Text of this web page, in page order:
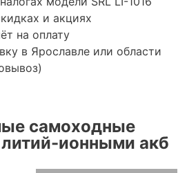
и акциях
на оплату
в Ярославле или области
самоходные
ионными акб